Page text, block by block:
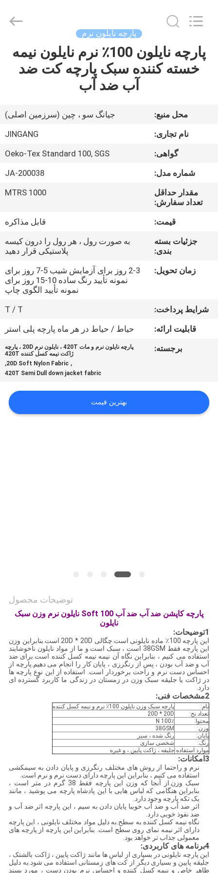
خانه
درباره
کارخانه
کنترل
بگیرید
COMPANY
NEWS
Jingang
پارچه نایلون نرم
پارچه نایلون 100٪ نرم نایلون نیمه
خسته کننده سبک پارچه کت ضد
آب ضد آب
محل منبع:
جیانگ سو ، چین (سرزمین اصلی)
نام تجاری:
JINGANG
گواهی:
Oeko-Tex Standard 100, SGS
شماره مدل:
JA-200038
مقدار حداقل
تعداد سفارش:
1000 MTRS
قیمت:
قابل مذاکره
جزئیات بسته
بندی:
به صورت رول ، هر رول را درون کیسه
پلاستیکی قرار دهید
زمان تحویل:
2-3 روز برای آزمایش شیب 5-7 روز برای
نمونه تأیید رنگ ساده 10-15 روز برای
نمونه تأیید الگوی چاپ
شرایط پرداخت:
T / T
قابلیت ارائه:
حیاط / حیاط در هر ماه پارچه پلی استر
برجسته:
پارچه نایلون نرم و مات 420T ، نایلون نرم 20D ، پارچه
ژاکت نیمه کسل کننده 420T
,
20D Soft Nylon Fabric
,
420T Semi Dull down jacket fabric
بهترین قیمت
توضیحات محصول
پارچه کاپشن ضد آب ضد آب 100 Soft نایلون نرم وزن سبک
نایلون
1توضیحات:
این پارچه 100٪ ماده نایلونی است.چگالی 20D * 20D است.بنابراین وزن
این پارچه فقط 38GSM است ، سبک است.و ما از مواد نایلون ناخوشایند
استفاده می کنیم ، بنابراین نگاه آن نیمه نیمه کسل کننده است.برای ضد
آب و ضد آب بودن ، پس از رنگرزی ، پایان کار را انجام می دهیم.پارچه از
احساس دست نرم و راحت برخوردار است. استفاده از این نوع پارچه ها
در ژاکت یا جلیقه سبک وزن در زمستان در زندگی ما کاربرد گسترده ای
دارد.
2مشخصات فنی:
نام:
پارچه سبک وزن نایلون 100٪ نرم و نیمه کسل کننده
تعداد نخ:
20D * 20D
محتوا:
100٪ N
وزن:
38GSM
پایان:
رنگ شده ، سیر
رنگ:
شخصی سازی
موارد استفاده:جلیقه ، ژاکت پایین ، و غیره
3امکانات:
نرم و راحتما از روش های مختلف رنگرزی و پایان دادن به سیمکشی
استفاده می کنیم ، بنابراین این پارچه دارای دست نرم و نرم است.
سبک وزن.از آنجا که وزن این پارچه فقط 38 گرم در متر است ،
بنابراین هنگامی که لباس هایی با این پادشاه پارچه می پوشید ، مانند
یک تکه پارچه وجود دارد.
اثر ضد آب و ضد آب خوببا پایان دادن به سیم ، این پارچه اثر ضد آب و
ضد نفوذ خوبی دارد.
نگاه نیمه کسل کننده به سطح.به دلیل مواد مختلف نایلونی ، این پارچه
دارای اثر نیمه نمای روی سطح است. بنابراین این پارچه از پارچه های
معمولی جذاب تر خواهد بود.
4برنامه های کاربردی:
این پارچه نایلونی در بسیاری از لباس ها مانند ژاکت پایین ، ژاکت بالشتک ،
جلیقه پایین و بسیاری دیگر از کت های زمستانی استفاده می شود.به دلیل
ظاهر خاص و نیمه کسل کننده و احساس نرم بودن دست ، مورد پسند